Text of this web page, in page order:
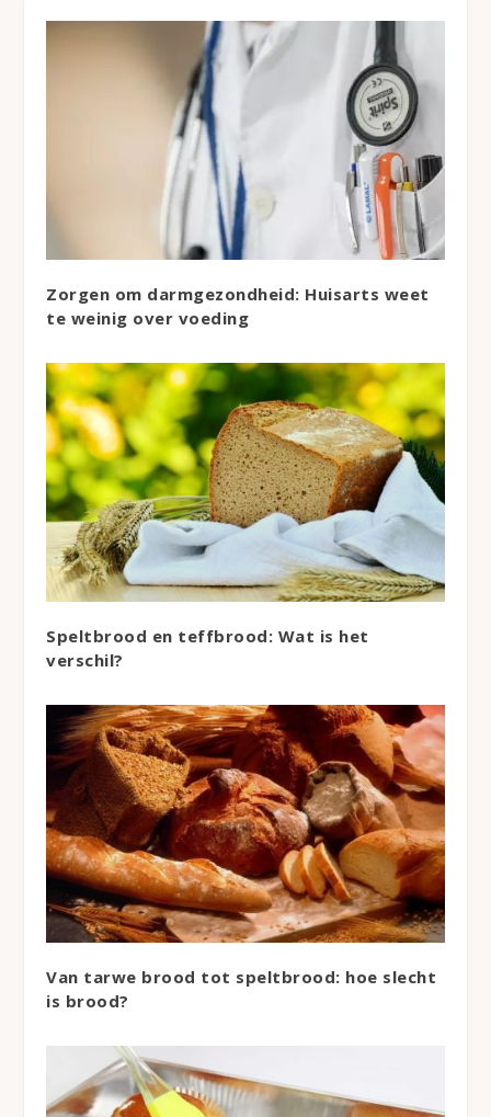
Zorgen om darmgezondheid: Huisarts weet
te weinig over voeding
Speltbrood en teffbrood: Wat is het
verschil?
Van tarwe brood tot speltbrood: hoe slecht
is brood?